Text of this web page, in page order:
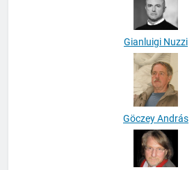
Gianluigi Nuzzi
Göczey András